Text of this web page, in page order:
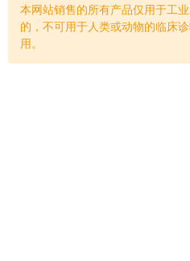
本网站销售的所有产品仅用于工
的，不可用于人类或动物的临床
用。